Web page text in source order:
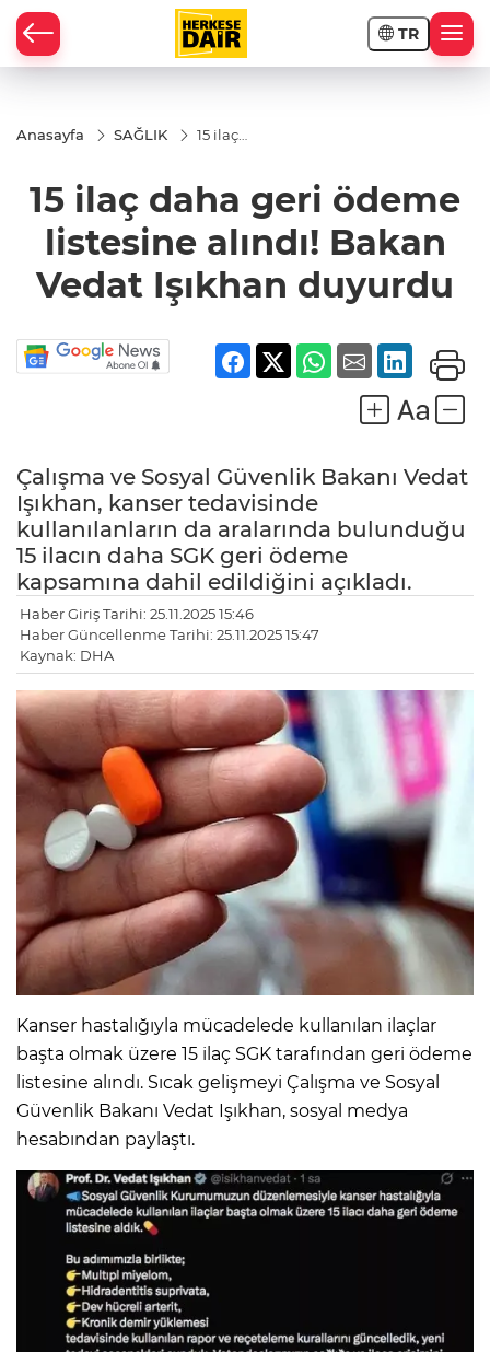
TR
Anasayfa SAĞLIK
15 ilaç
ödeme
listesine
Bakan
Vedat
Işıkhan
duyurdu
15 ilaç daha geri ödeme
listesine alındı! Bakan
Vedat Işıkhan duyurdu
Çalışma ve Sosyal Güvenlik Bakanı Vedat
Işıkhan, kanser tedavisinde
kullanılanların da aralarında bulunduğu
15 ilacın daha SGK geri ödeme
kapsamına dahil edildiğini açıkladı.
Haber Giriş Tarihi: 25.11.2025 15:46
Haber Güncellenme Tarihi: 25.11.2025 15:47
Kaynak: DHA
Kanser hastalığıyla mücadelede kullanılan ilaçlar
başta olmak üzere 15 ilaç SGK tarafından geri ödeme
listesine alındı. Sıcak gelişmeyi Çalışma ve Sosyal
Güvenlik Bakanı Vedat Işıkhan, sosyal medya
hesabından paylaştı.